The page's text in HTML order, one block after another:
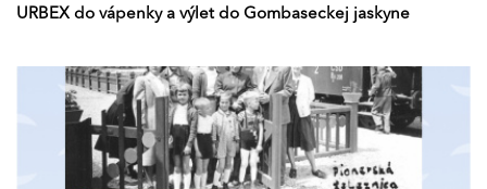
URBEX do vápenky a výlet do Gombaseckej jaskyne